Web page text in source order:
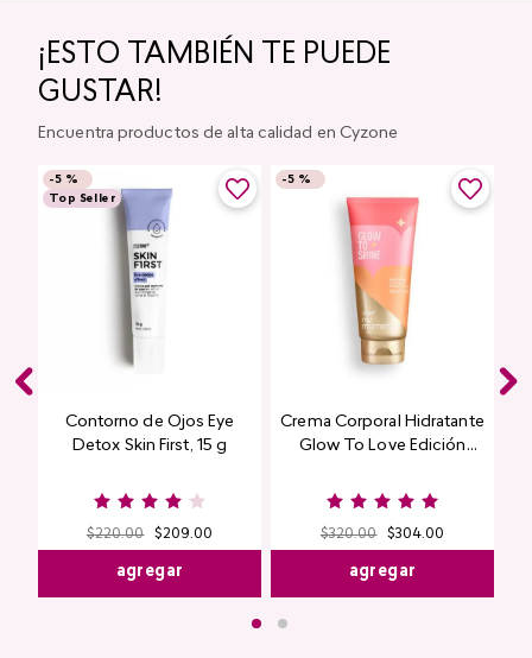
¡ESTO TAMBIÉN TE PUEDE
GUSTAR!
Encuentra productos de alta calidad en Cyzone
-5 %
Top Seller
Contorno de Ojos Eye
Detox Skin First, 15 g
$220.00 $209.00
agregar
-5 %
Crema Corporal Hidratante
Glow To Love Edición
$320.00 $304.00
agregar